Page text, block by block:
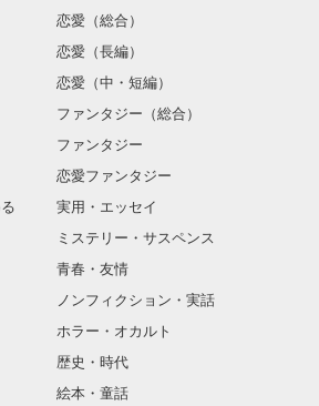
恋愛（総合）
恋愛（長編）
恋愛（中・短編）
ファンタジー（総合）
ファンタジー
恋愛ファンタジー
実用・エッセイ
ミステリー・サスペンス
青春・友情
ノンフィクション・実話
ホラー・オカルト
歴史・時代
絵本・童話